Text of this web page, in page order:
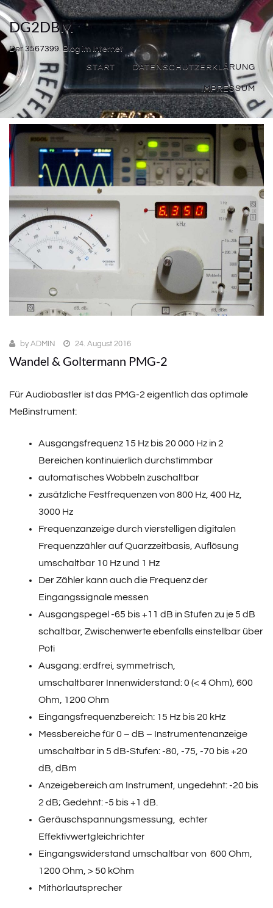
DG2DBM
Der 3567399. Blog im Internet
START DATENSCHUTZERKLÄRUNG
IMPRESSUM
by ADMIN 24. August 2016
Wandel & Goltermann PMG-2
Für Audiobastler ist das PMG-2 eigentlich das optimale
Meßinstrument:
Ausgangsfrequenz 15 Hz bis 20 000 Hz in 2
Bereichen kontinuierlich durchstimmbar
automatisches Wobbeln zuschaltbar
zusätzliche Festfrequenzen von 800 Hz, 400 Hz,
3000 Hz
Frequenzanzeige durch vierstelligen digitalen
Frequenzzähler auf Quarzzeitbasis, Auflösung
umschaltbar 10 Hz und 1 Hz
Der Zähler kann auch die Frequenz der
Eingangssignale messen
Ausgangspegel -65 bis +11 dB in Stufen zu je 5 dB
schaltbar, Zwischenwerte ebenfalls einstellbar über
Poti
Ausgang: erdfrei, symmetrisch,
umschaltbarer Innenwiderstand: 0 (< 4 Ohm), 600
Ohm, 1200 Ohm
Eingangsfrequenzbereich: 15 Hz bis 20 kHz
Messbereiche für 0 – dB – Instrumentenanzeige
umschaltbar in 5 dB-Stufen: -80, -75, -70 bis +20
dB, dBm
Anzeigebereich am Instrument, ungedehnt: -20 bis
2 dB; Gedehnt: -5 bis +1 dB.
Geräuschspannungsmessung, echter
Effektivwertgleichrichter
Eingangswiderstand umschaltbar von 600 Ohm,
1200 Ohm, > 50 kOhm
Mithörlautsprecher